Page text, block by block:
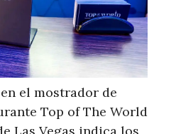
el mostrador de
Top of The World